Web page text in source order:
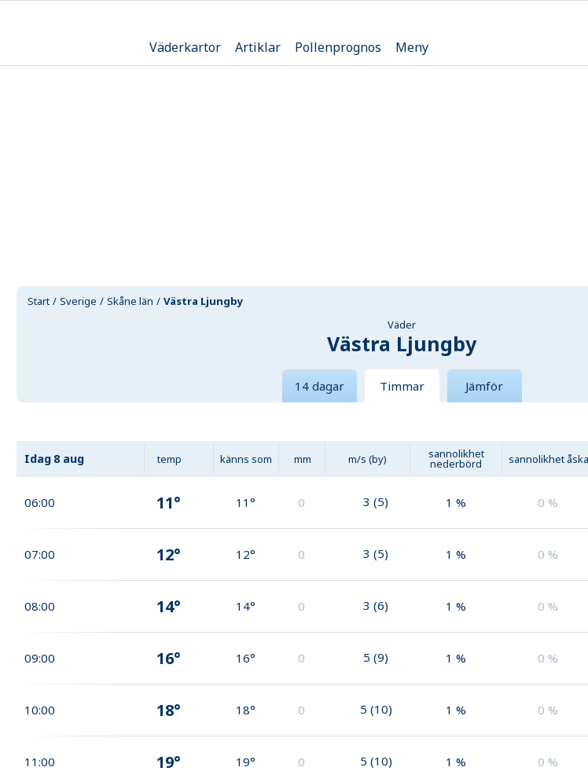
Väderkartor Artiklar Pollenprognos Meny
Start Sverige Skåne län Västra Ljungby
Väder
Västra Ljungby
14 dagar Timmar Jämför
Idag 8 aug temp känns som mm m/s (by) sannolikhet
nederbörd sannolikhet åska
06:00 11° 11° 0 3 (5) 1 % 0 %
07:00 12° 12° 0 3 (5) 1 % 0 %
08:00 14° 14° 0 3 (6) 1 % 0 %
09:00 16° 16° 0 5 (9) 1 % 0 %
10:00 18° 18° 0 5 (10) 1 % 0 %
11:00 19° 19° 0 5 (10) 1 % 0 %